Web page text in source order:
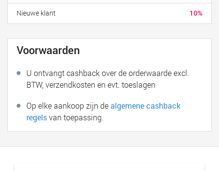
10%
Nieuwe klant
Voorwaarden
U ontvangt cashback over de orderwaarde excl.
BTW, verzendkosten en evt. toeslagen
Op elke aankoop zijn dealgemene cashback
regelsvan toepassing.